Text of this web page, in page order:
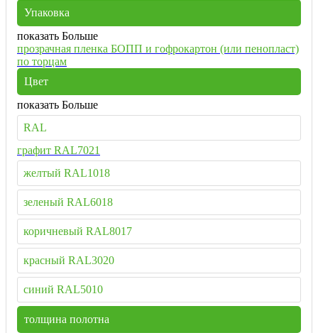
Упаковка
показать Больше
прозрачная пленка БОПП и гофрокартон (или пенопласт)
по торцам
Цвет
показать Больше
RAL
графит RAL7021
желтый RAL1018
зеленый RAL6018
коричневый RAL8017
красный RAL3020
синий RAL5010
толщина полотна